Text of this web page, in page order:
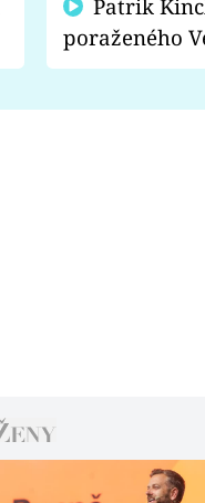
poraženého
fanoušci